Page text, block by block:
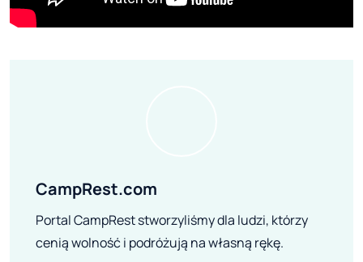
CampRest.com
Portal CampRest stworzyliśmy dla ludzi, którzy
cenią wolność i podróżują na własną rękę.